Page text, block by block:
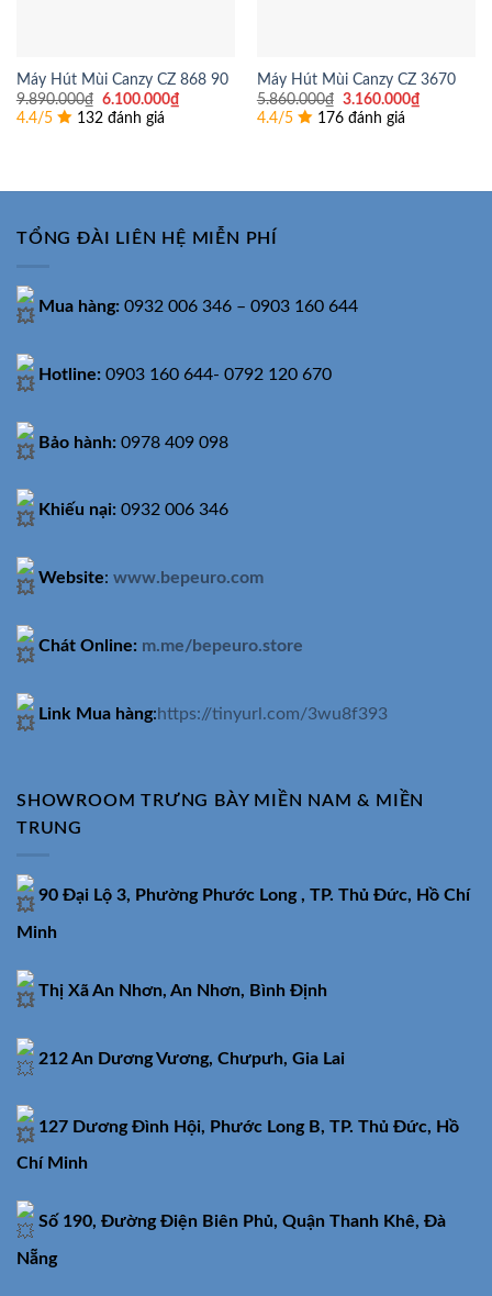
Máy Hút Mùi Canzy CZ 868 90
9.890.000₫ Giá
gốc
là:
6.100.000₫Giá
4.4/5 132 đánh giá
Máy Hút Mùi Canzy CZ 3670
5.860.000₫ Giá
gốc
là:
3.160.000₫Giá
4.4/5 176 đánh giá
TỔNG ĐÀI LIÊN HỆ MIỄN PHÍ
Mua hàng: 0932 006 346 – 0903 160 644
Hotline: 0903 160 644- 0792 120 670
Bảo hành: 0978 409 098
Khiếu nại: 0932 006 346
Website: www.bepeuro.com
Chát Online: m.me/bepeuro.store
Link Mua hàng:https://tinyurl.com/3wu8f393
SHOWROOM TRƯNG BÀY MIỀN NAM & MIỀN
TRUNG
90 Đại Lộ 3, Phường Phước Long , TP. Thủ Đức, Hồ Chí
Minh
Thị Xã An Nhơn, An Nhơn, Bình Định
212 An Dương Vương, Chưpưh, Gia Lai
127 Dương Đình Hội, Phước Long B, TP. Thủ Đức, Hồ
Chí Minh
Số 190, Đường Điện Biên Phủ, Quận Thanh Khê, Đà
Nẵng